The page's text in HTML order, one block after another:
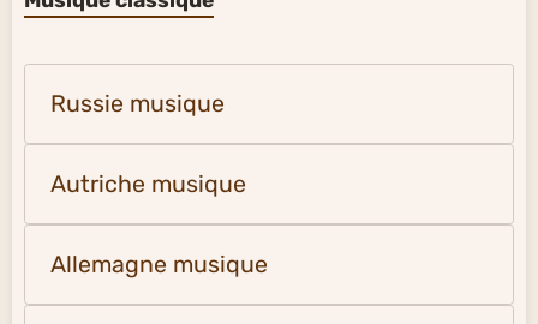
Russie musique
Autriche musique
Allemagne musique